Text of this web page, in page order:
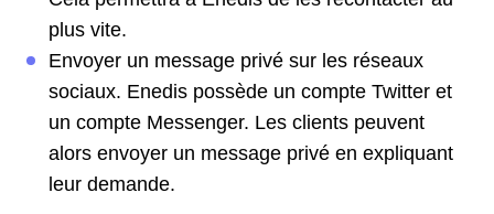
plus vite.
Envoyer un message privé sur les réseaux
sociaux. Enedis possède un compte Twitter et
un compte Messenger. Les clients peuvent
alors envoyer un message privé en expliquant
leur demande.